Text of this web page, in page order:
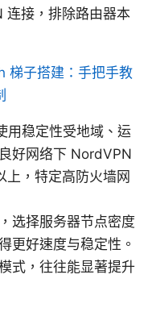
连接，排除路由器本
梯子搭建：手把手教
用稳定性受地域、运
好网络下 NordVPN
上，特定高防火墙网
选择服务器节点密度
更好速度与稳定性。
式，往往能显著提升